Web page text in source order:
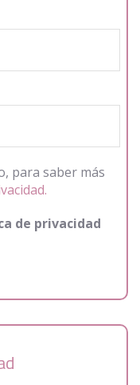
para saber más
de privacidad